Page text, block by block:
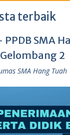
terbaik
SMA
2
SMA Hang Tuah